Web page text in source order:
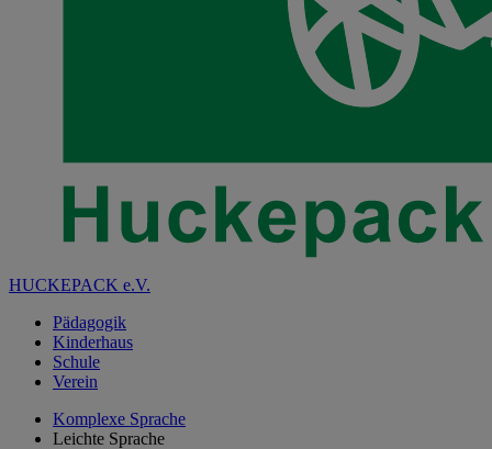
HUCKEPACK e.V.
Pädagogik
Kinderhaus
Schule
Verein
Komplexe Sprache
Leichte Sprache